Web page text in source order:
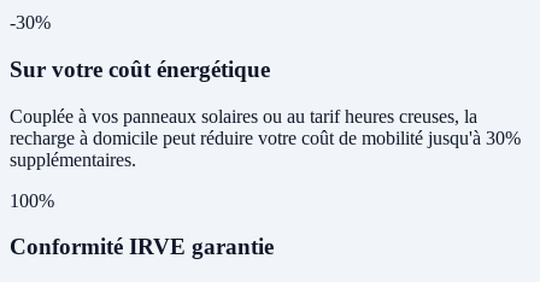
-30%
Sur votre coût énergétique
Couplée à vos panneaux solaires ou au tarif heures creuses, la
recharge à domicile peut réduire votre coût de mobilité jusqu'à 30%
supplémentaires.
100%
Conformité IRVE garantie